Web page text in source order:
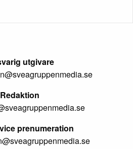
utgivare
Redaktion
prenumeration